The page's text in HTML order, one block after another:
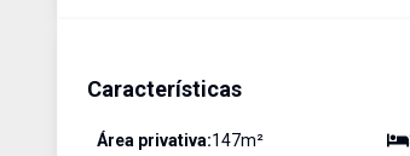
Características
Área privativa:147m²